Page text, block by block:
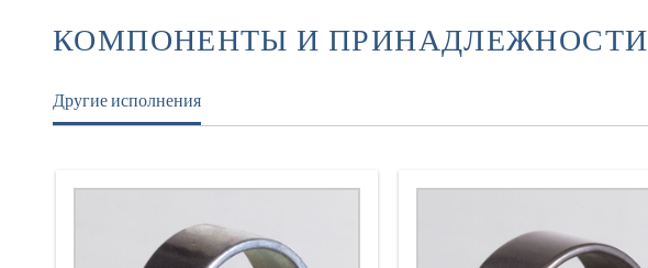
КОМПОНЕНТЫ И ПРИНАДЛЕЖНОСТИ
Другие исполнения